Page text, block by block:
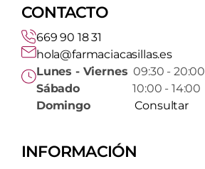
CONTACTO
669 90 18 31
hola@farmaciacasillas.es
Lunes - Viernes 09:30 - 20:00
Sábado10:00 - 14:00
Domingo
Consultar
INFORMACIÓN